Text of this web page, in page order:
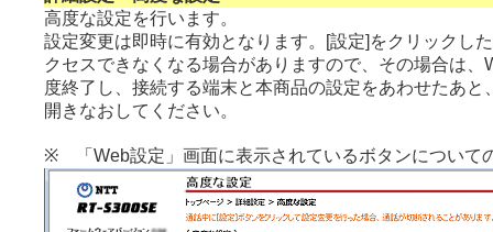
高度な設定を行います。
設定変更は即時に有効となります。[設定]をクリックし
クセスできなくなる場合がありますので、その場合は、
度終了し、接続する端末と本商品の設定をあわせたあと
開きなおしてください。
※ 「Web設定」画面に表示されているボタンについて